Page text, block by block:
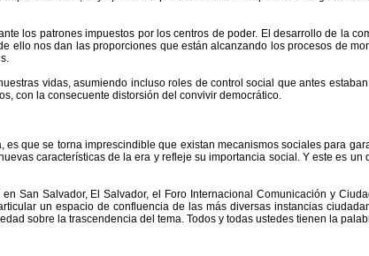
los patrones impuestos por los centros de poder. El desarrollo de la
ello nos dan las proporciones que están alcanzando los procesos de
vidas, asumiendo incluso roles de control social que antes
con la consecuente distorsión del convivir democrático.
que se torna imprescindible que existan mecanismos sociales para
características de la era y refleje su importancia social. Y este es un
San Salvador, El Salvador, el Foro Internacional Comunicación y
un espacio de confluencia de las más diversas instancias
sobre la trascendencia del tema. Todos y todas ustedes tienen la